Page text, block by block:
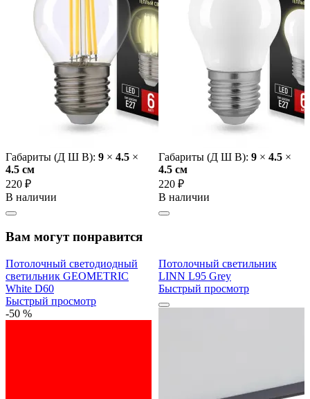
Габариты (Д Ш В): 9 × 4.5 ×
4.5 cм
220 ₽
В наличии
Габариты (Д Ш В): 9 × 4.5 ×
4.5 cм
220 ₽
В наличии
Вам могут понравится
Потолочный светодиодный
светильник GEOMETRIC
White D60
Быстрый просмотр
-50 %
Потолочный светильник
LINN L95 Grey
Быстрый просмотр